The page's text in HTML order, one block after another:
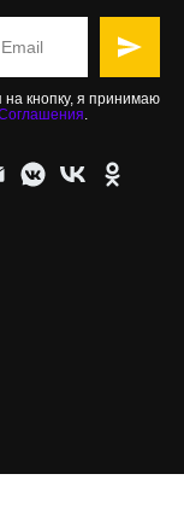
кнопку, я принимаю
.